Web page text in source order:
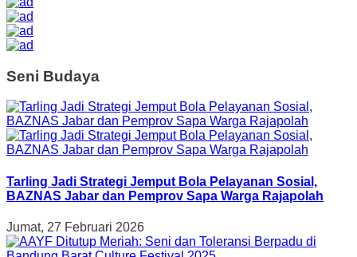
Seni Budaya
Tarling Jadi Strategi Jemput Bola Pelayanan Sosial,
BAZNAS Jabar dan Pemprov Sapa Warga Rajapolah
Jumat, 27 Februari 2026